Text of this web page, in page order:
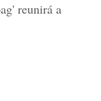
reunirá a